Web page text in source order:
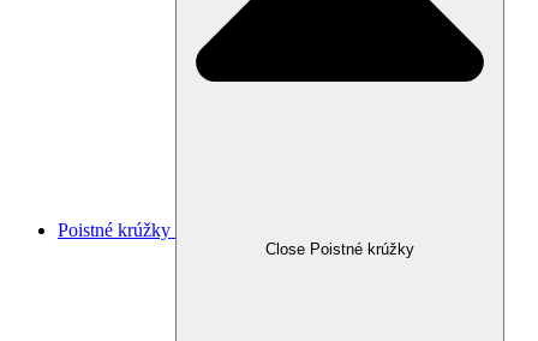
Poistné krúžky
Close Poistné krúžky